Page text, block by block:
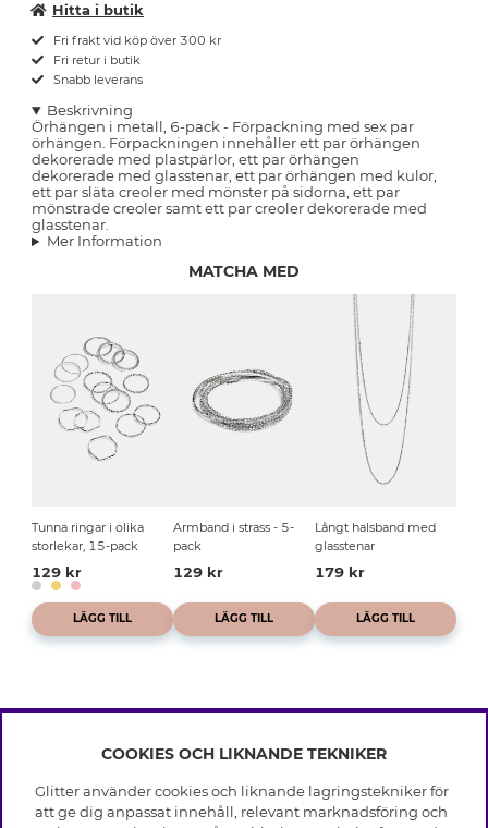
Hitta i butik
Fri frakt vid köp över 300 kr
Fri retur i butik
Snabb leverans
Beskrivning
Örhängen i metall, 6-pack - Förpackning med sex par
örhängen. Förpackningen innehåller ett par örhängen
dekorerade med plastpärlor, ett par örhängen
dekorerade med glasstenar, ett par örhängen med kulor,
ett par släta creoler med mönster på sidorna, ett par
mönstrade creoler samt ett par creoler dekorerade med
glasstenar.
Mer Information
MATCHA MED
Tunna ringar i olika
storlekar, 15-pack
129 kr
LÄGG TILL
Armband i strass - 5-
pack
129 kr
LÄGG TILL
Långt halsband med
glasstenar
179 kr
LÄGG TILL
INFO
Leverans
Villkor
OM GLITTER
COOKIES OCH LIKNANDE TEKNIKER
Glitter använder cookies och liknande lagringstekniker för
att ge dig anpassat innehåll, relevant marknadsföring och